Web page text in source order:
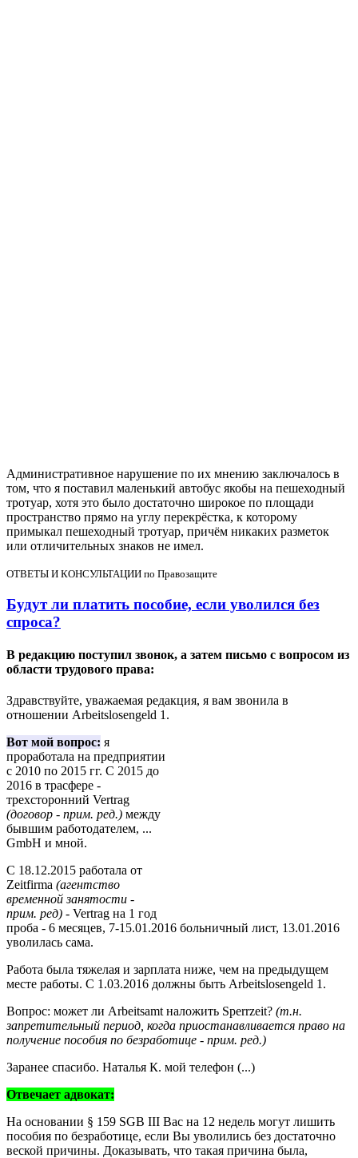
Административное нарушение по их мнению заключалось в
том, что я поставил маленький автобус якобы на пешеходный
тротуар, хотя это было достаточно широкое по площади
пространство прямо на углу перекрёстка, к которому
примыкал пешеходный тротуар, причём никаких разметок
или отличительных знаков не имел.
ОТВЕТЫ И КОНСУЛЬТАЦИИ по Правозащите
Будут ли платить пособие, если уволился без
спроса?
В редакцию поступил звонок, а затем письмо с вопросом из
области трудового права:
Здравствуйте, уважаемая редакция, я вам звонила в
отношении Arbeitslosengeld 1.
Вот мой вопрос: я
проработала на предприятии
с 2010 по 2015 гг. С 2015 до
2016 в трасфере -
трехсторонний Vertrag
(договор - прим. ред.) между
бывшим работодателем, ...
GmbH и мной.
С 18.12.2015 работала от
Zeitfirma (агентство
временной занятости -
прим. ред) - Vertrag на 1 год
проба - 6 месяцев, 7-15.01.2016 больничный лист, 13.01.2016
уволилась сама.
Работа была тяжелая и зарплата ниже, чем на предыдущем
месте работы. С 1.03.2016 должны быть Arbeitslosengeld 1.
Boпрос: может ли Arbeitsamt наложить Sperrzeit? (т.н.
запретительный период, когда приостанавливается право на
получение пособия по безработице - прим. ред.)
Заранее спасибо. Наталья К. мой телефон (...)
Отвечает адвокат:
На основании § 159 SGB III Вас на 12 недель могут лишить
пособия по безработице, если Вы уволились без достаточно
веcкой причины. Доказывать, что такая причина была,